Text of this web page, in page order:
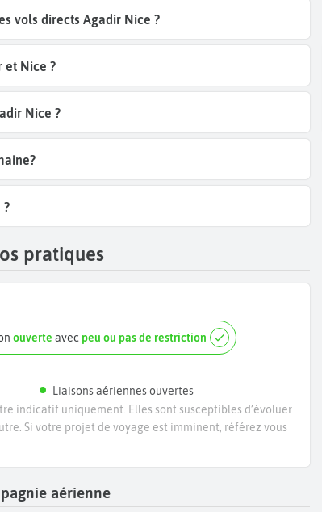
vols directs Agadir Nice ?
et Nice ?
Nice ?
?
pratiques
ouverte avec peu ou pas de restriction
Liaisons aériennes ouvertes
indicatif uniquement. Elles sont susceptibles d’évoluer
Si votre projet de voyage est imminent, référez vous
aérienne